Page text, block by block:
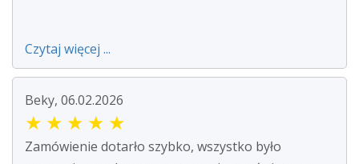
Czytaj więcej ...
Beky, 06.02.2026
★ ★ ★ ★ ★
Zamówienie dotarło szybko, wszystko było